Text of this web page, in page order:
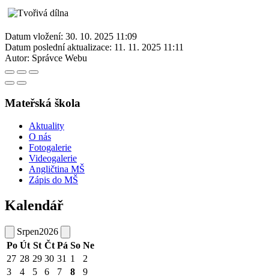
Datum vložení: 30. 10. 2025 11:09
Datum poslední aktualizace: 11. 11. 2025 11:11
Autor: Správce Webu
Mateřská škola
Aktuality
O nás
Fotogalerie
Videogalerie
Angličtina MŠ
Zápis do MŠ
Kalendář
Srpen2026
Po Út St Čt Pá So Ne
27 28 29 30 31 1
2
3
4 5 6 7 8
9